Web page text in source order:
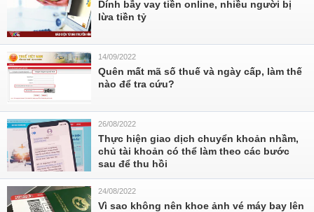
Dính bẫy vay tiền online, nhiều người bị
lừa tiền tỷ
14/09/2022
Quên mất mã số thuế và ngày cấp, làm thế
nào để tra cứu?
26/08/2022
Thực hiện giao dịch chuyển khoản nhầm,
chủ tài khoản có thể làm theo các bước
sau để thu hồi
24/08/2022
Vì sao không nên khoe ảnh vé máy bay lên